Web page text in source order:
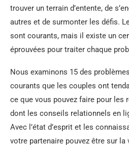
trouver un terrain d’entente, de
autres et de surmonter les défis.
sont courants, mais il existe un
éprouvées pour traiter chaque
Nous examinons 15 des
courants que les couples ont
ce que vous pouvez faire pour les
dont les conseils relationnels en
Avec l’état d’esprit et les
votre partenaire pouvez être sur la